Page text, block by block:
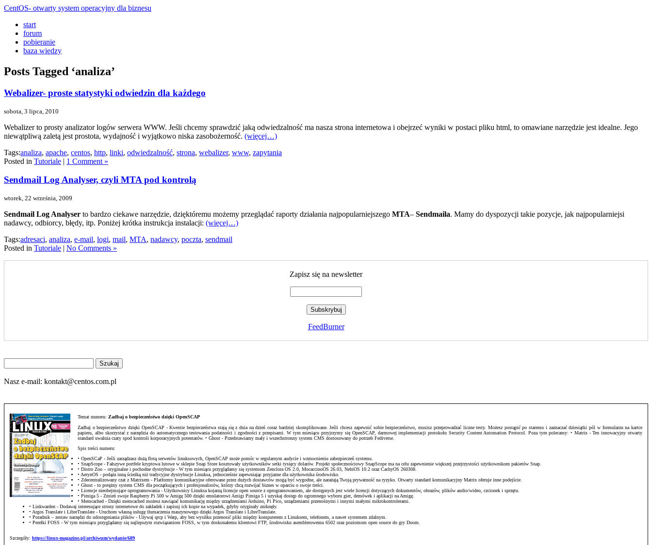
CentOS- otwarty system operacyjny dla biznesu
start
forum
pobieranie
baza wiedzy
Posts Tagged ‘analiza’
Webalizer- proste statystyki odwiedzin dla każdego
sobota, 3 lipca, 2010
Webalizer to prosty analizator logów serwera WWW. Jeśli chcemy sprawdzić jaką odwiedzalność ma nasza strona internetowa i obejrzeć wyniki w postaci pliku html, to omawiane narzędzie jest idealne. Jego
niewątpliwą zaletą jest prostota, wydajność i wyjątkowo niska zasobożerność. (więcej…)
Tags:analiza, apache, centos, http, linki, odwiedzalność, strona, webalizer, www, zapytania
Posted in Tutoriale | 1 Comment »
Sendmail Log Analyser, czyli MTA pod kontrolą
wtorek, 22 września, 2009
Sendmail Log Analyser to bardzo ciekawe narzędzie, dzięktóremu możemy przeglądać raporty działania najpopularniejszego MTA– Sendmaila. Mamy do dyspozycji takie pozycje, jak najpopularniejsi
nadawcy, odbiorcy, błędy, itp. Poniżej krótka instrukcja instalacji: (więcej…)
Tags:adresaci, analiza, e-mail, logi, mail, MTA, nadawcy, poczta, sendmail
Posted in Tutoriale | No Comments »
Zapisz się na newsletter
FeedBurner
na
stronie
Nasz e-mail: kontakt@centos.com.pl
Temat numeru: Zadbaj o bezpieczeństwo dzięki OpenSCAP
Zadbaj o bezpieczeństwo dzięki OpenSCAP - Kwestie bezpieczeństwa stają się z dnia na dzień coraz bardziej skomplikowane. Jeśli chcesz zapewnić sobie bezpieczeństwo, musisz przeprowadzać liczne testy. Możesz postąpić po staremu i zaznaczać dziesiątki pól w formularzu na kartce
papieru, albo skorzystać z narzędzia do automatycznego testowania podatności i zgodności z przepisami. W tym miesiącu przyjrzymy się OpenSCAP, darmowej implementacji protokołu Security Content Automation Protocol. Poza tym polecamy: • Matrix - Ten innowacyjny otwarty
standard uwalnia czaty spod kontroli korporacyjnych potentatów. • Ghost - Przedstawiamy mały i wszechstronny system CMS dostosowany do potrzeb Fediverse.
Spis treści numeru:
• OpenSCaP - Jeśli zarządzasz dużą flotą serwerów linuksowych, OpenSCAP może pomóc w regularnym audycie i wzmocnieniu zabezpieczeń systemu.
• SnapScope - Fałszywe portfele kryptowa lutowe w sklepie Snap Store kosztowały użytkowników setki tysięcy dolarów. Projekt społecznościowy SnapScope ma na celu zapewnienie większej przejrzystości użytkownikom pakietów Snap.
• Distro Zoo – oryginalne i pochodne dystrybucje - W tym miesiącu przyglądamy się systemom Zenclora OS 2.0, MocaccinoOS 26.03, NebiOS 10.2 oraz CachyOS 260308.
• AerynOS - podąża inną ścieżką niż tradycyjne dystrybucje Linuksa, jednocześnie zapewniając przyjazne dla użytkownika środowisko.
• Zdecentralizowany czat z Matrixem - Platformy komunikacyjne oferowane przez dużych dostawców mogą być wygodne, ale narażają Twoją prywatność na ryzyko. Otwarty standard komunikacyjny Matrix oferuje inne podejście.
• Ghost - to potężny system CMS dla początkujących i profesjonalistów, którzy chcą rozwijać biznes w oparciu o swoje treści.
• Licencje nieobejmujące oprogramowania - Użytkownicy Linuksa kojarzą licencje open source z oprogramowaniem, ale dostępnych jest wiele licencji dotyczących dokumentów, obrazów, plików audio/wideo, czcionek i sprzętu.
• Pimiga 5 - Zmień swoje Raspberry Pi 500 w Amigę 500 dzięki emulatorowi Amigi Pimiga 5 i uzyskaj dostęp do ogromnego wyboru gier, demówek i aplikacji na Amigę.
• Memcached - Dzięki memcached możesz nawiązać komunikację między urządzeniami Arduino, Pi Pico, urządzeniami przenośnymi i innymi małymi mikrokontrolerami.
• Linkwarden - Dodawaj interesujące strony internetowe do zakładek i zapisuj ich kopie na wypadek, gdyby oryginały zniknęły.
• Argos Translate i LibreTranslate - Uruchom własną usługę tłumaczenia maszynowego dzięki Argos Translate i LibreTranslate.
• Poradnik – zestaw narzędzi do udostępniania plików - Używaj qrcp i Warp, aby bez wysiłku przenosić pliki między komputerem z Linuksem, telefonem, a nawet systemem zdalnym.
• Perełki FOSS - W tym miesiącu przyglądamy się najlepszym rozwiązaniom FOSS, w tym doskonałemu klientowi FTP, środowisku asemblerowemu 6502 oraz poziomom open source do gry Doom.
Szczegóły: https://linux-magazine.pl/archiwum/wydanie/689